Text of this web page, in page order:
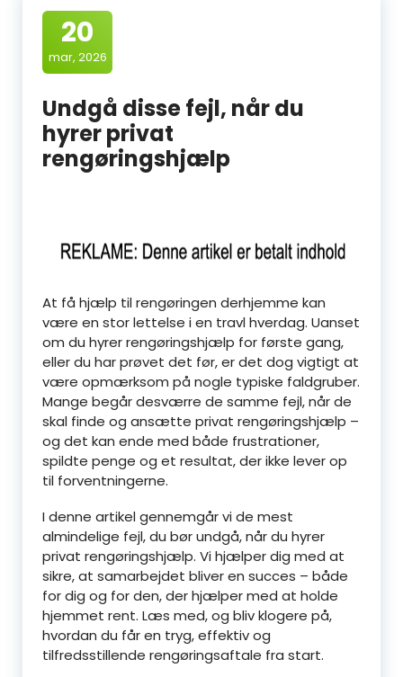
20
mar, 2026
Undgå disse fejl, når du
hyrer privat
rengøringshjælp
At få hjælp til rengøringen derhjemme kan
være en stor lettelse i en travl hverdag. Uanset
om du hyrer rengøringshjælp for første gang,
eller du har prøvet det før, er det dog vigtigt at
være opmærksom på nogle typiske faldgruber.
Mange begår desværre de samme fejl, når de
skal finde og ansætte privat rengøringshjælp –
og det kan ende med både frustrationer,
spildte penge og et resultat, der ikke lever op
til forventningerne.
I denne artikel gennemgår vi de mest
almindelige fejl, du bør undgå, når du hyrer
privat rengøringshjælp. Vi hjælper dig med at
sikre, at samarbejdet bliver en succes – både
for dig og for den, der hjælper med at holde
hjemmet rent. Læs med, og bliv klogere på,
hvordan du får en tryg, effektiv og
tilfredsstillende rengøringsaftale fra start.